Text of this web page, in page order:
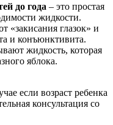
до года – это простая
жидкости.
«закисания глазок» и
и конъюнктивита.
жидкость, которая
яблока.
если возраст ребенка
консультация со